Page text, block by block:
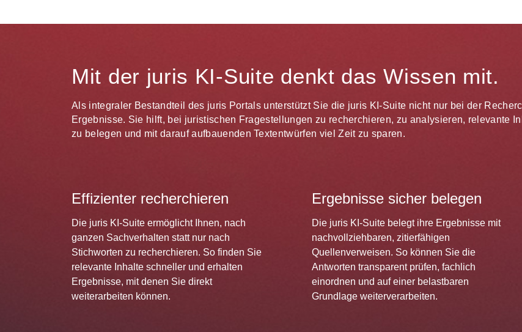
Mit der juris KI-Suite denkt das Wissen mit.
Als integraler Bestandteil des juris Portals unterstützt Sie die juris KI-Suite nicht nur bei der
Ergebnisse. Sie hilft, bei juristischen Fragestellungen zu recherchieren, zu analysieren, relevante
zu belegen und mit darauf aufbauenden Textentwürfen viel Zeit zu sparen.
Effizienter recherchieren
Die juris KI-Suite ermöglicht Ihnen, nach
ganzen Sachverhalten statt nur nach
Stichworten zu recherchieren. So finden Sie
relevante Inhalte schneller und erhalten
Ergebnisse, mit denen Sie direkt
weiterarbeiten können.
Ergebnisse sicher belegen
Die juris KI-Suite belegt ihre Ergebnisse mit
nachvollziehbaren, zitierfähigen
Quellenverweisen. So können Sie die
Antworten transparent prüfen, fachlich
einordnen und auf einer belastbaren
Grundlage weiterverarbeiten.